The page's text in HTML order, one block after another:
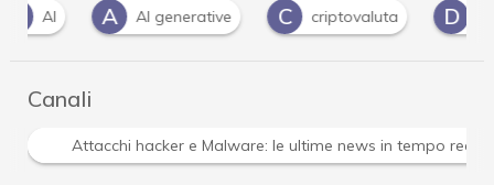
A
AI generative C criptovaluta D DSA
Canali
Attacchi hacker e Malware: le ultime news in tempo